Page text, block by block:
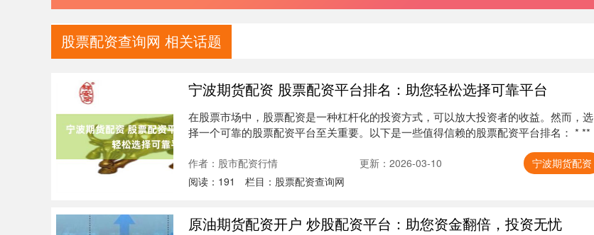
股票配资查询网 相关话题
宁波期货配资 股票配资平台排名：助您轻松选择可靠平台
在股票市场中，股票配资是一种杠杆化的投资方式，可以放大投资者的收益。然而，选
择一个可靠的股票配资平台至关重要。以下是一些值得信赖的股票配资平台排名： * **
作者：股市配资行情 更新：2026-03-10
宁波期货配资
阅读： 191 栏目： 股票配资查询网
原油期货配资开户 炒股配资平台：助您资金翻倍，投资无忧